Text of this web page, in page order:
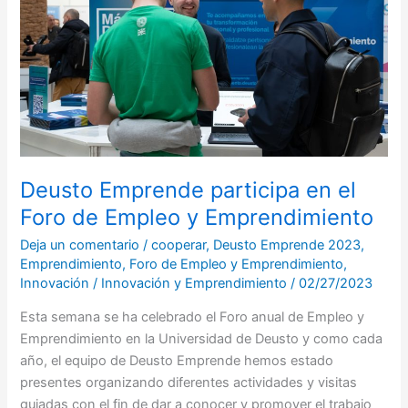
Deusto Emprende participa en el
Foro de Empleo y Emprendimiento
Deja un comentario /cooperar, Deusto Emprende 2023,
Emprendimiento, Foro de Empleo y Emprendimiento,
Innovación / Innovación y Emprendimiento/02/27/2023
Esta semana se ha celebrado el Foro anual de Empleo y
Emprendimiento en la Universidad de Deusto y como cada
año, el equipo de Deusto Emprende hemos estado
presentes organizando diferentes actividades y visitas
guiadas con el fin de dar a conocer y promover el trabajo
el
Foro
de
Empleo
y
Emprendimiento